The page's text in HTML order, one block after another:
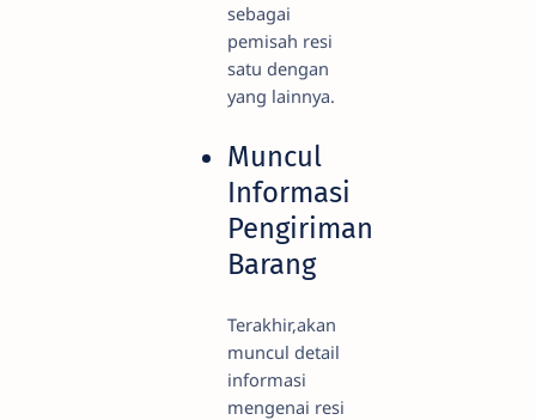
sebagai
pemisah resi
satu dengan
yang lainnya.
Muncul
Informasi
Pengiriman
Barang
Terakhir,akan
muncul detail
informasi
mengenai resi